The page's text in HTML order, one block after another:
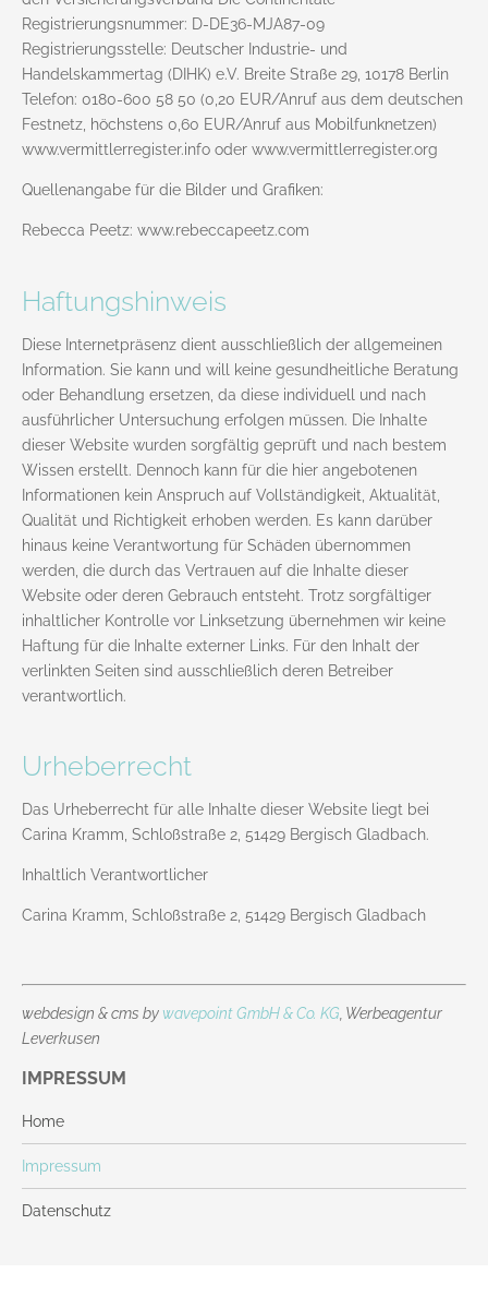
IMPRESSUM
Home
Impressum
Datenschutz
Registrierungsnummer: D-DE36-MJA87-09
Registrierungsstelle: Deutscher Industrie- und
Handelskammertag (DIHK) e.V. Breite Straße 29, 10178 Berlin
Telefon: 0180-600 58 50 (0,20 EUR/Anruf aus dem deutschen
Festnetz, höchstens 0,60 EUR/Anruf aus Mobilfunknetzen)
www.vermittlerregister.info oder www.vermittlerregister.org
Quellenangabe für die Bilder und Grafiken:
Rebecca Peetz: www.rebeccapeetz.com
Haftungshinweis
Diese Internetpräsenz dient ausschließlich der allgemeinen
Information. Sie kann und will keine gesundheitliche Beratung
oder Behandlung ersetzen, da diese individuell und nach
ausführlicher Untersuchung erfolgen müssen. Die Inhalte
dieser Website wurden sorgfältig geprüft und nach bestem
Wissen erstellt. Dennoch kann für die hier angebotenen
Informationen kein Anspruch auf Vollständigkeit, Aktualität,
Qualität und Richtigkeit erhoben werden. Es kann darüber
hinaus keine Verantwortung für Schäden übernommen
werden, die durch das Vertrauen auf die Inhalte dieser
Website oder deren Gebrauch entsteht. Trotz sorgfältiger
inhaltlicher Kontrolle vor Linksetzung übernehmen wir keine
Haftung für die Inhalte externer Links. Für den Inhalt der
verlinkten Seiten sind ausschließlich deren Betreiber
verantwortlich.
Urheberrecht
Das Urheberrecht für alle Inhalte dieser Website liegt bei
Carina Kramm, Schloßstraße 2, 51429 Bergisch Gladbach.
Inhaltlich Verantwortlicher
Carina Kramm, Schloßstraße 2, 51429 Bergisch Gladbach
webdesign & cms by wavepoint GmbH & Co. KG , Werbeagentur
Leverkusen